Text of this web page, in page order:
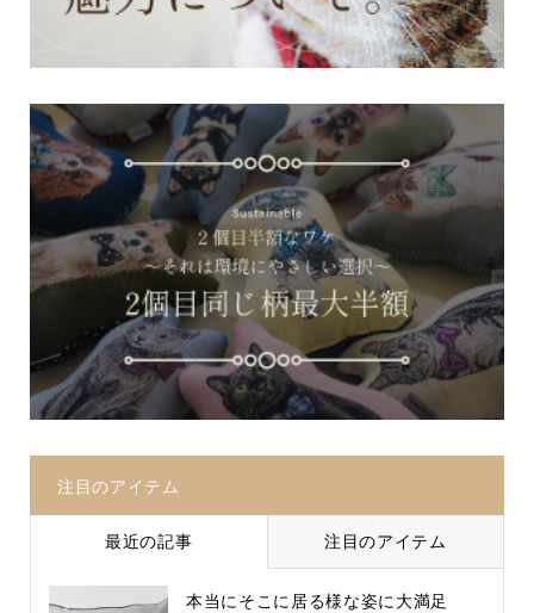
注目のアイテム
最近の記事 注目のアイテム
本当にそこに居る様な姿に大満足